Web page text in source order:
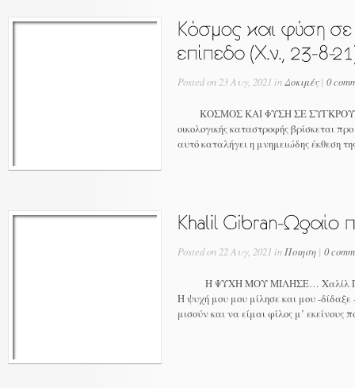
Posted on 23 Αυγ, 2021 in Δοκιμές| 0
ΚΟΣΜΟΣ ΚΑΙ ΦΥΣΗ ΣΕ
οικολογικής καταστροφής βρίσκεται
αυτό καταλήγει η μνημειώδης έκθεση
Posted on 22 Αυγ, 2021 in Ποιηση | 0
Η ΨΥΧΗ ΜΟΥ ΜΙΛΗΣΕ… Χαλίλ
Η ψυχή μου μου μίλησε και μου -
μισούν και να είμαι φίλος μ’ εκείνους